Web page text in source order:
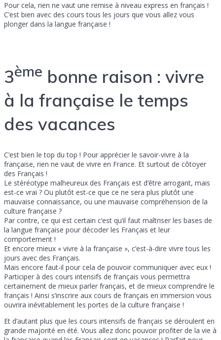
Pour cela, rien ne vaut une remise à niveau express en français !
C’est bien avec des cours tous les jours que vous allez vous
plonger dans la langue française !
3ème bonne raison : vivre
à la française le temps
des vacances
C’est bien le top du top ! Pour apprécier le savoir-vivre à la
française, rien ne vaut de vivre en France. Et surtout de côtoyer
des Français !
Le stéréotype malheureux des Français est d’être arrogant, mais
est-ce vrai ? Ou plutôt est-ce que ce ne sera plus plutôt une
mauvaise connaissance, ou une mauvaise compréhension de la
culture française ?
Par contre, ce qui est certain c’est qu’il faut maîtriser les bases de
la langue française pour décoder les Français et leur
comportement !
Et encore mieux « vivre à la française », c’est-à-dire vivre tous les
jours avec des Français.
Mais encore faut-il pour cela de pouvoir communiquer avec eux !
Participer à des cours intensifs de français vous permettra
certainement de mieux parler français, et de mieux comprendre le
français ! Ainsi s’inscrire aux cours de français en immersion vous
ouvrira inévitablement les portes de la culture française !
Et d’autant plus que les cours intensifs de français se déroulent en
grande majorité en été. Vous allez donc pouvoir profiter de la vie à